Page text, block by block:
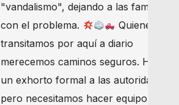
"vandalismo", dejando a las familias
con el problema.
Quienes
transitamos por aquí a diario
merecemos caminos seguros. Haré
un exhorto formal a las autoridades,
pero necesitamos hacer equipo.